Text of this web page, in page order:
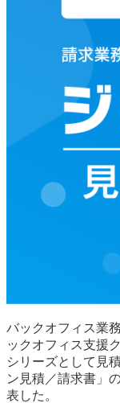
バックオフィス業
ックオフィス支援
シリーズとして見
ン見積／請求書」
表した。